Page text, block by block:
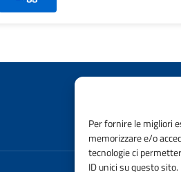
Per fornire le migliori
memorizzare e/o
tecnologie ci
ID unici su questo